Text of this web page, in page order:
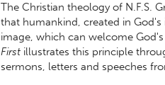
The Christian theology of N.F.S.
that humankind, created in
image, which can welcome
First illustrates this principle
sermons, letters and speeches